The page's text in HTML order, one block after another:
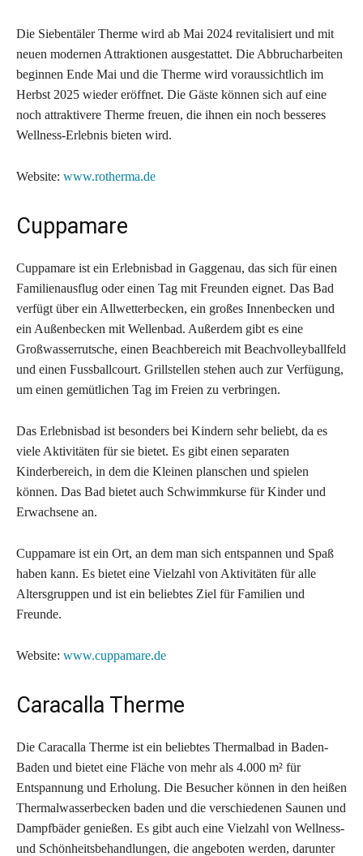
Die Siebentäler Therme wird ab Mai 2024 revitalisiert und mit
neuen modernen Attraktionen ausgestattet. Die Abbrucharbeiten
beginnen Ende Mai und die Therme wird voraussichtlich im
Herbst 2025 wieder eröffnet. Die Gäste können sich auf eine
noch attraktivere Therme freuen, die ihnen ein noch besseres
Wellness-Erlebnis bieten wird.
Website: www.rotherma.de
Cuppamare
Cuppamare ist ein Erlebnisbad in Gaggenau, das sich für einen
Familienausflug oder einen Tag mit Freunden eignet. Das Bad
verfügt über ein Allwetterbecken, ein großes Innenbecken und
ein Außenbecken mit Wellenbad. Außerdem gibt es eine
Großwasserrutsche, einen Beachbereich mit Beachvolleyballfeld
und einen Fussballcourt. Grillstellen stehen auch zur Verfügung,
um einen gemütlichen Tag im Freien zu verbringen.
Das Erlebnisbad ist besonders bei Kindern sehr beliebt, da es
viele Aktivitäten für sie bietet. Es gibt einen separaten
Kinderbereich, in dem die Kleinen planschen und spielen
können. Das Bad bietet auch Schwimmkurse für Kinder und
Erwachsene an.
Cuppamare ist ein Ort, an dem man sich entspannen und Spaß
haben kann. Es bietet eine Vielzahl von Aktivitäten für alle
Altersgruppen und ist ein beliebtes Ziel für Familien und
Freunde.
Website: www.cuppamare.de
Caracalla Therme
Die Caracalla Therme ist ein beliebtes Thermalbad in Baden-
Baden und bietet eine Fläche von mehr als 4.000 m² für
Entspannung und Erholung. Die Besucher können in den heißen
Thermalwasserbecken baden und die verschiedenen Saunen und
Dampfbäder genießen. Es gibt auch eine Vielzahl von Wellness-
und Schönheitsbehandlungen, die angeboten werden, darunter